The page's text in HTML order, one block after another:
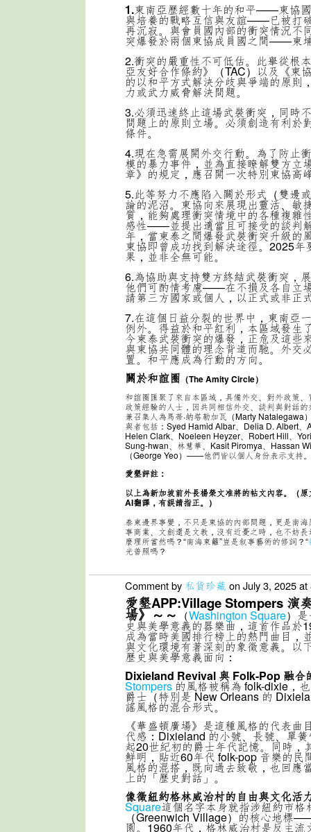
1.東南亞歷經數十年的和平——東協
與培養的戰略互信與友誼——已被打
再沉寂。與會員國內部的衝突情況不
突爆發於兩個東協成員國之間——柬
2.衝突的嚴重性不可低估。此舉從根
亞友好合作條約》（TAC）以及《東
的以和平方式解決分歧與爭端的原則
力或武力威脅解決問題。
3.必須迅速終止這場武裝衝突，同時
問題上的原則立場。必須創造有利於
條件。
4.現在急需展開外交行動。為了防止
模的暴力事件，並為直接瞭解雙方立
章》的規定，應召開一次特別東協高
5.此等努力不應陷入關於形式（雙邊
論的泥沼。東協向來展現出靈活、敏
質，能夠處理衝突情境中的各種複
感性——並提出適當且可接受的談判
年，當柬泰之間爆發武裝衝突升級的
東協即曾成功找到解決途徑。2025年
果，並非全無可能。
6.為協助與支持雙方終結武裝衝突，
他們可酌情考慮——在不損及各自立
請第三方國家或個人，以正式或非正
7.在這個日益分裂的世界中，東南亞
例外。得益於和平紅利，本區域發生
今柬泰武裝衝突的爆發，正危及這些
與東協共同體的理念背道而馳。外交
置。和平應成為行動的方向。
關於和誼圈 （The Amity Circle）
和誼圈匯聚了來自本區域，具備外交、對外政策
政策經驗的人士，因共同相信外交、談判與對話
兼召集人為馬蒂·納塔勒加瓦（Marty Natalegawa
與者包括：Syed Hamid Albar、Delia D. Albert、
Helen Clark、Noeleen Heyzer、Robert Hill、
Sung-hwan、林慧華、Kasit Piromya、Hassan
（George Yeo）——他們皆以個人身份表示支持。
愛墾評註：
以上為新加坡前外長楊榮文准將的帖文內容。（
AI翻譯，有誤請指正。）
泰柬邊界事變，不只是東協的內部問題，更是南
事商業、文創還是文教，沒有近憂之時，也不妨
麼理所當然嗎？“南海東籬”豈是叙事藝術的修詞？“
光普照嗎？
Comment by 私貨珍藏 on July 3, 2025 at
愛墾APP:Village Stompers 演
場》～～ （Washington Square）是
史與美學意義的器樂曲，這首作品於
成為當時美國排行榜上的熱門曲目，
與文化環境有著深刻的象徵意義。以
歷史與美學意義面向：
Dixieland Revival與 Folk-Pop 融合
Stompers的風格被稱為 folk-dixie，
爵士（特別是 New Orleans 的
謠風格的混合形式。
《華盛頓廣場》是這種風格的代表曲
代感：Dixieland 的小號、長號、單
起20世紀初的爵士年代記憶。同時，
鮮明，貼近60年代 folk-pop 音樂的民
風格的混搭，既向過去致敬，也回應
上的「歷史對話」。
像徵紐約格林威治村的自由與文化活
Square這個名字本身就指涉紐約市格
（Greenwich Village）的核心地標
園。1960年代，格林威治村是反主流